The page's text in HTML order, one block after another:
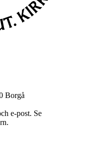
Borgå
e-post. Se